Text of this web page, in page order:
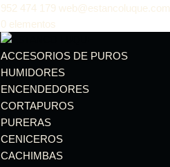
952 474 179 web@estancoluque.com
0 elementos
ACCESORIOS DE PUROS
HUMIDORES
ENCENDEDORES
CORTAPUROS
PURERAS
CENICEROS
CACHIMBAS